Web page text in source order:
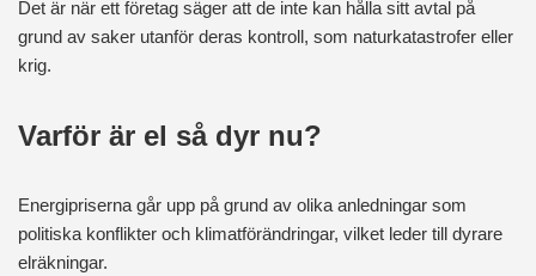
Det är när ett företag säger att de inte kan hålla sitt avtal på
grund av saker utanför deras kontroll, som naturkatastrofer eller
krig.
Varför är el så dyr nu?
Energipriserna går upp på grund av olika anledningar som
politiska konflikter och klimatförändringar, vilket leder till dyrare
elräkningar.